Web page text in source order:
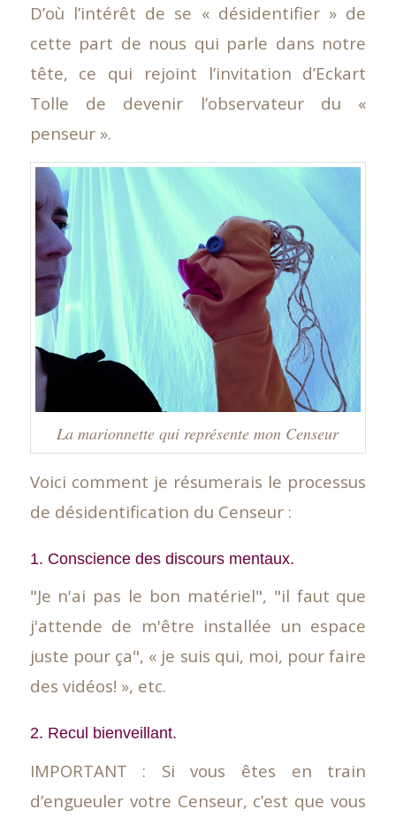
D’où l’intérêt de se « désidentifier » de
cette part de nous qui parle dans notre
tête, ce qui rejoint l’invitation d’Eckart
Tolle de devenir l’observateur du «
penseur ».
La marionnette qui représente mon Censeur
Voici comment je résumerais le processus
de désidentification du Censeur :
1. Conscience des discours mentaux.
"Je n'ai pas le bon matériel", "il faut que
j'attende de m'être installée un espace
juste pour ça", « je suis qui, moi, pour faire
des vidéos! », etc.
2. Recul bienveillant.
IMPORTANT : Si vous êtes en train
d’engueuler votre Censeur, c’est que vous